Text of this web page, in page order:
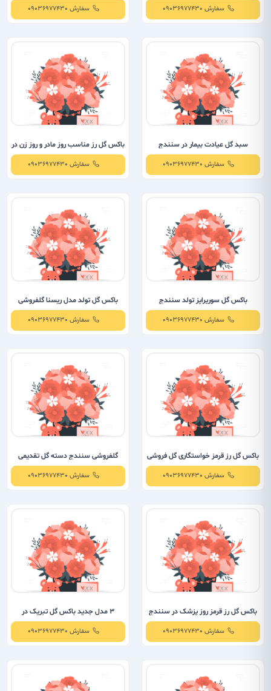
سفارش 09036977430 سفارش 09036977430
سبد گل عیادت بیمار در سنندج
سفارش 09036977430
باکس گل رز مناسب روز مادر و روز زن در
سنندجسفارش 09036977430
باکس گل سورپرایز تولد سنندج
سفارش 09036977430
باکس گل تولد مدل ریسنا گلفروشی
سنندجسفارش 09036977430
باکس گل رز قرمز خواستگاری گل فروشی
سنندجسفارش 09036977430
گلفروشی سنندج دسته گل تقدیمی
سفارش 09036977430
باکس گل رز قرمز روز پزشک در سنندج
سفارش 09036977430
3 مدل جدید باکس گل تبریک در
سنندجسفارش 09036977430